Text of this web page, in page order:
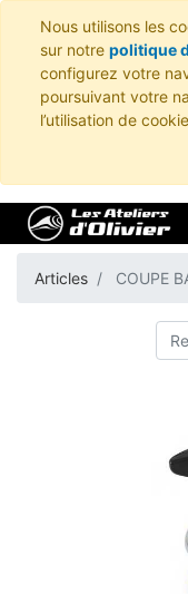
Nous utilisons les
sur notre politique
configurez votre
poursuivant votre
l’utilisation de
Articles COUPE